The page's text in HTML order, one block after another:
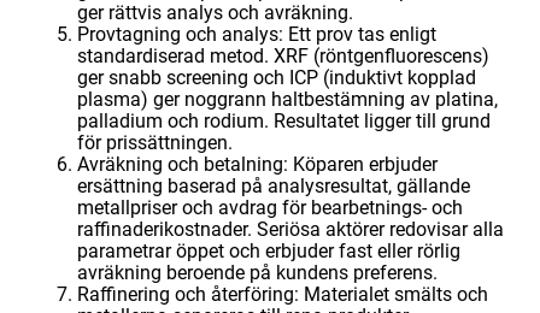
ger rättvis analys och avräkning.
Provtagning och analys: Ett prov tas enligt
standardiserad metod. XRF (röntgenfluorescens)
ger snabb screening och ICP (induktivt kopplad
plasma) ger noggrann haltbestämning av platina,
palladium och rodium. Resultatet ligger till grund
för prissättningen.
Avräkning och betalning: Köparen erbjuder
ersättning baserad på analysresultat, gällande
metallpriser och avdrag för bearbetnings- och
raffinaderikostnader. Seriösa aktörer redovisar alla
parametrar öppet och erbjuder fast eller rörlig
avräkning beroende på kundens preferens.
Raffinering och återföring: Materialet smälts och